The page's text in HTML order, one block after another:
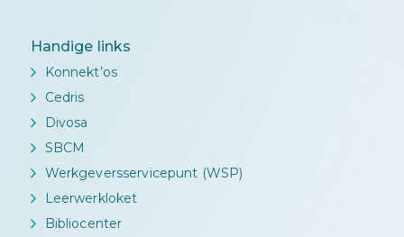
Handige links
Konnekt’os
Cedris
Divosa
SBCM
Werkgeversservicepunt (WSP)
Leerwerkloket
Bibliocenter